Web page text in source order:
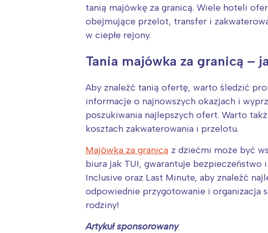
tanią majówkę za granicą. Wiele hoteli
obejmujące przelot, transfer i
w ciepłe rejony.
Tania majówka za granicą –
Aby znaleźć tanią ofertę, warto śledzić
informacje o najnowszych okazjach i
poszukiwania najlepszych ofert. Warto
kosztach zakwaterowania i przelotu.
Majówka za granicą z dziećmi może być
biura jak TUI, gwarantuje
Inclusive oraz Last Minute, aby znaleźć
odpowiednie przygotowanie i organizacja
rodziny!
Artykuł sponsorowany